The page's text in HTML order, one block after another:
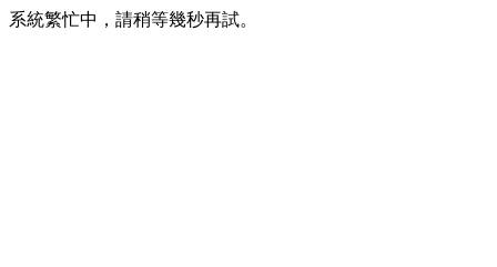
系統繁忙中，請稍等幾秒再試。